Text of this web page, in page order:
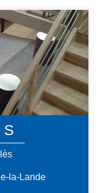
la-Lande